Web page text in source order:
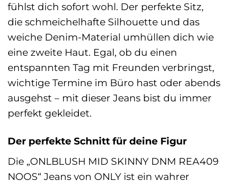
fühlst dich sofort wohl. Der perfekte Sitz,
die schmeichelhafte Silhouette und das
weiche Denim-Material umhüllen dich wie
eine zweite Haut. Egal, ob du einen
entspannten Tag mit Freunden verbringst,
wichtige Termine im Büro hast oder abends
ausgehst – mit dieser Jeans bist du immer
perfekt gekleidet.
Der perfekte Schnitt für deine Figur
Die „ONLBLUSH MID SKINNY DNM REA409
NOOS“ Jeans von ONLY ist ein wahrer